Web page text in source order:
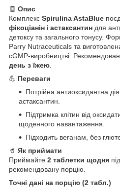
🧾 Опис
Комплекс Spirulina AstaBlue
фікоціанін і астаксантин для
детоксу та загального тонусу.
Parry Nutraceuticals та
cGMP-виробництві.
день з їжею
💪 Переваги
Потрійна антиоксидантна
астаксантин.
Підтримка клітин від
щоденного навантаження.
Підходить веганам, без
🥤 Як приймати
Приймайте 2 таблетки щодня
рекомендовану порцію.
Точні дані на порцію (2 табл.)